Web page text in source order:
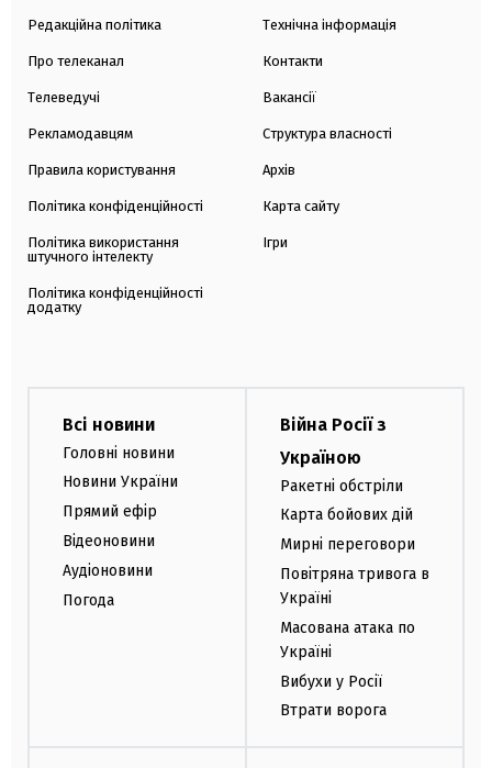
Редакційна політика
Про телеканал
Телеведучі
Рекламодавцям
Правила користування
Політика конфіденційності
Політика використання
штучного інтелекту
Політика конфіденційності
додатку
Технічна інформація
Контакти
Вакансії
Структура власності
Архів
Карта сайту
Ігри
Всі новини
Головні новини
Новини України
Прямий ефір
Відеоновини
Аудіоновини
Погода
Війна Росії з
Україною
Ракетні обстріли
Карта бойових дій
Мирні переговори
Повітряна тривога в
Україні
Масована атака по
Україні
Вибухи у Росії
Втрати ворога